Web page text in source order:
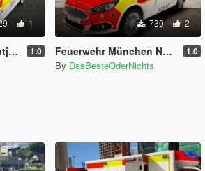
1
1.0
730 2
Feuerwehr München NEF Ford S-Max Paintjob [ELS] 1.0
By DasBesteOderNichts